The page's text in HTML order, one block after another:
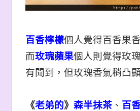
百香檸檬個人覺得百香果
而玫瑰蘋果個人則覺得玫
有聞到，但玫瑰香氣稍凸
《老弟的》 森半抹茶、 百